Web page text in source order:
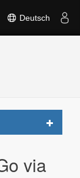
Deutsch
Toggle
via